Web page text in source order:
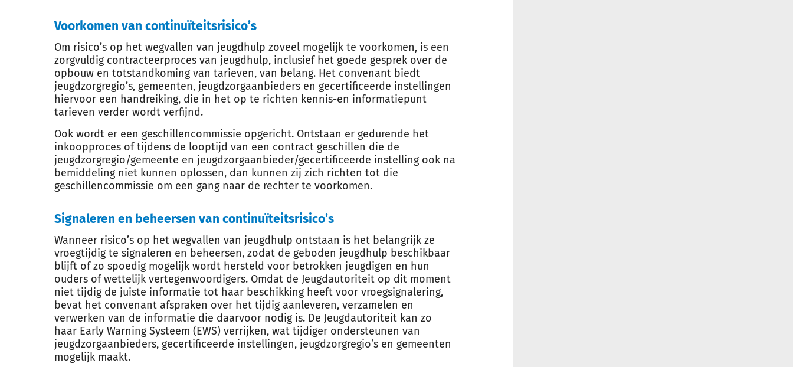
Voorkomen van continuïteitsrisico’s
Om risico’s op het wegvallen van jeugdhulp zoveel mogelijk te voorkomen, is een
zorgvuldig contracteerproces van jeugdhulp, inclusief het goede gesprek over de
opbouw en totstandkoming van tarieven, van belang. Het convenant biedt
jeugdzorgregio’s, gemeenten, jeugdzorgaanbieders en gecertificeerde instellingen
hiervoor een handreiking, die in het op te richten kennis-en informatiepunt
tarieven verder wordt verfijnd.
Ook wordt er een geschillencommissie opgericht. Ontstaan er gedurende het
inkoopproces of tijdens de looptijd van een contract geschillen die de
jeugdzorgregio/gemeente en jeugdzorgaanbieder/gecertificeerde instelling ook na
bemiddeling niet kunnen oplossen, dan kunnen zij zich richten tot die
geschillencommissie om een gang naar de rechter te voorkomen.
Signaleren en beheersen van continuïteitsrisico’s
Wanneer risico’s op het wegvallen van jeugdhulp ontstaan is het belangrijk ze
vroegtijdig te signaleren en beheersen, zodat de geboden jeugdhulp beschikbaar
blijft of zo spoedig mogelijk wordt hersteld voor betrokken jeugdigen en hun
ouders of wettelijk vertegenwoordigers. Omdat de Jeugdautoriteit op dit moment
niet tijdig de juiste informatie tot haar beschikking heeft voor vroegsignalering,
bevat het convenant afspraken over het tijdig aanleveren, verzamelen en
verwerken van de informatie die daarvoor nodig is. De Jeugdautoriteit kan zo
haar Early Warning Systeem (EWS) verrijken, wat tijdiger ondersteunen van
jeugdzorgaanbieders, gecertificeerde instellingen, jeugdzorgregio’s en gemeenten
mogelijk maakt.